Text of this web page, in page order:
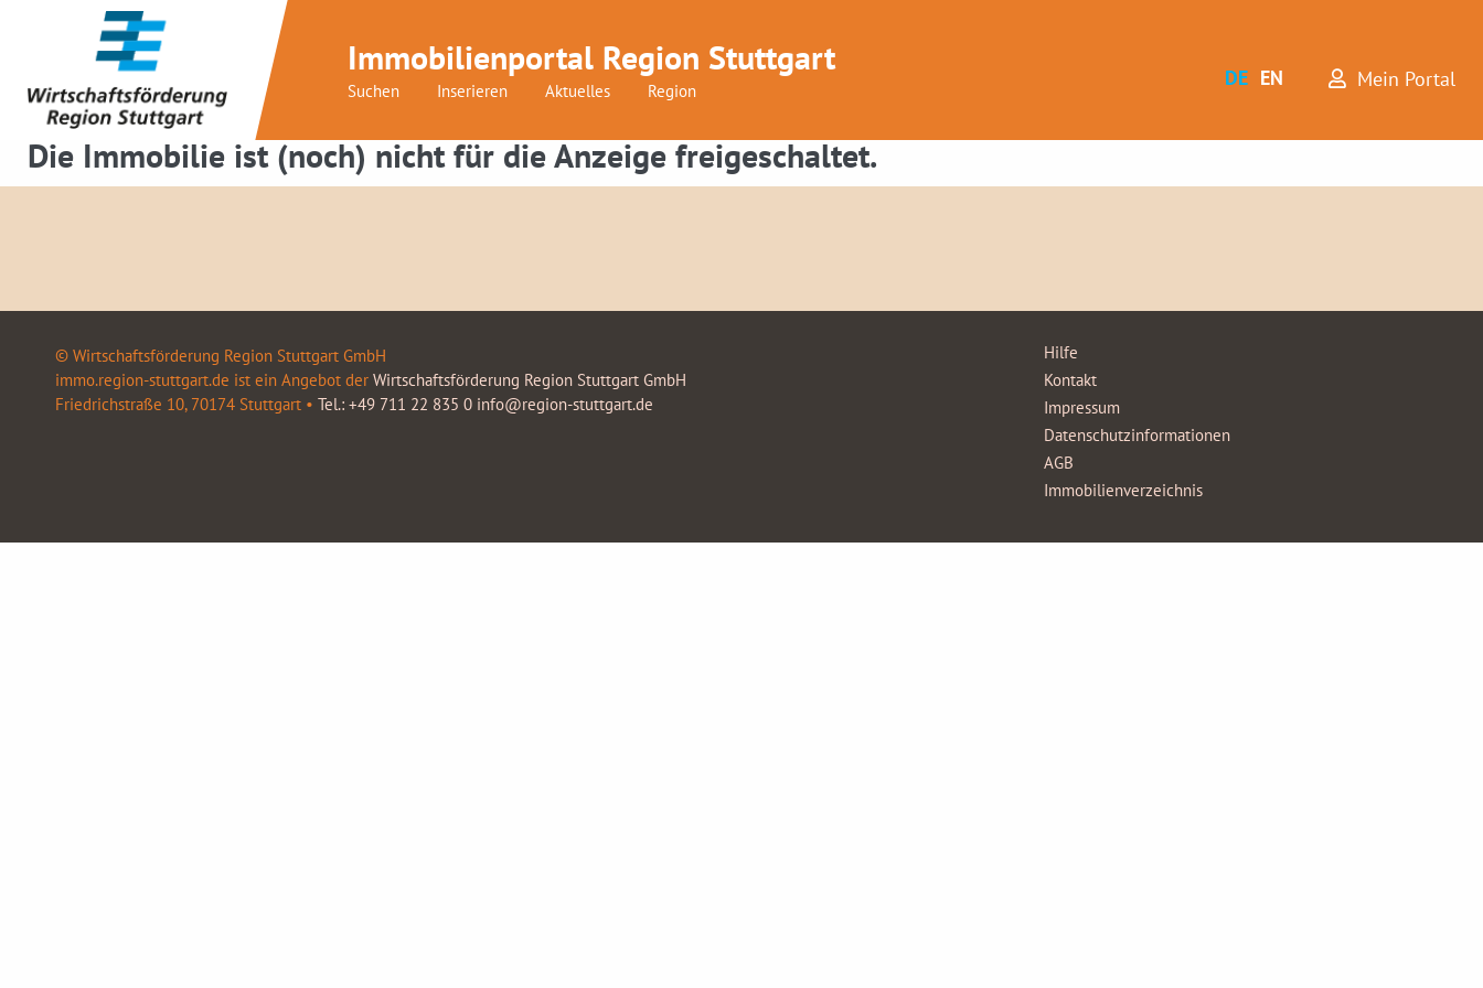
Immobilienportal Region Stuttgart
Suchen Inserieren Aktuelles Region
DE EN Mein Portal
Die Immobilie ist (noch) nicht für die Anzeige freigeschaltet.
© Wirtschaftsförderung Region Stuttgart GmbH
immo.region-stuttgart.de ist ein Angebot der Wirtschaftsförderung Region Stuttgart GmbH
Friedrichstraße 10, 70174 Stuttgart • Tel.: +49 711 22 835 0 info@region-stuttgart.de
Hilfe
Kontakt
Impressum
Datenschutzinformationen
AGB
Immobilienverzeichnis